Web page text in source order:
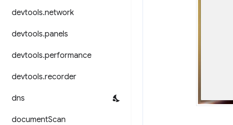
devtools.network
devtools.panels
devtools.performance
devtools.recorder
dns
documentScan